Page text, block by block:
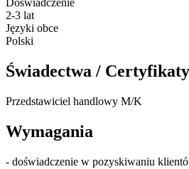
Doświadczenie
2-3 lat
Języki obce
Polski
Świadectwa / Certyfikaty
Przedstawiciel handlowy M/K
Wymagania
- doświadczenie w pozyskiwaniu